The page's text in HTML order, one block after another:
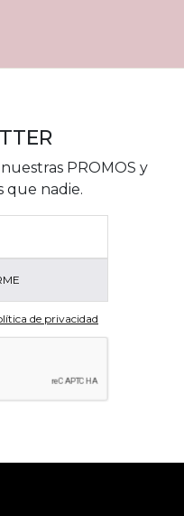
PROMOS y
que nadie.
de privacidad